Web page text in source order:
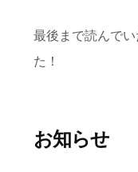
最後まで読んで
た！
お知らせ